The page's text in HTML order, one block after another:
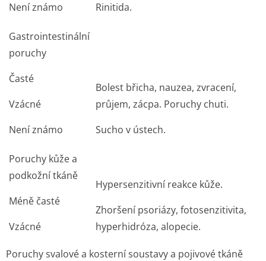
Není známo Rinitida.
Gastrointestinální
poruchy
Časté
Vzácné
Není známo
Bolest břicha, nauzea, zvracení,
průjem, zácpa. Poruchy chuti.
Sucho v ústech.
Poruchy kůže a
podkožní tkáně
Méně časté
Vzácné
Hypersenzitivní reakce kůže.
Zhoršení psoriázy, fotosenzitivita,
hyperhidróza, alopecie.
Poruchy svalové a kosterní soustavy a pojivové tkáně